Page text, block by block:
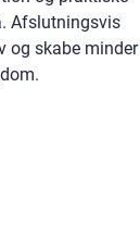
Afslutningsvis
og skabe minder